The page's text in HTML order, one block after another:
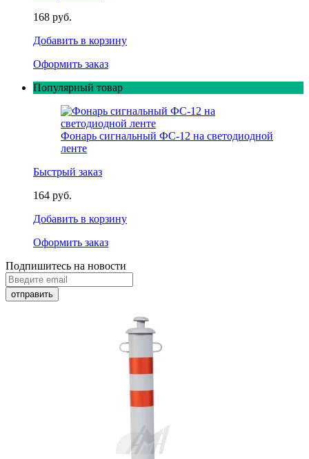
168 руб.
Добавить в корзину
Оформить заказ
Популярный товар
Фонарь сигнальный ФС-12 на светодиодной
ленте
Быстрый заказ
164 руб.
Добавить в корзину
Оформить заказ
Подпишитесь на новости